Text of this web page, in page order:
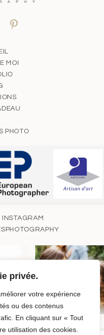
privée.
votre expérience
ou des contenus
En cliquant sur « Tout
utilisation des cookies.
MOI
PHOTO